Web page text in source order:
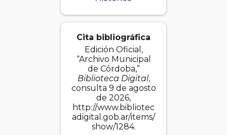
Cita bibliográfica
Edición Oficial,
“Archivo Municipal
de Córdoba,”
Biblioteca Digital,
consulta 9 de agosto
de 2026,
http://www.bibliotec
adigital.gob.ar/items/
show/1284.